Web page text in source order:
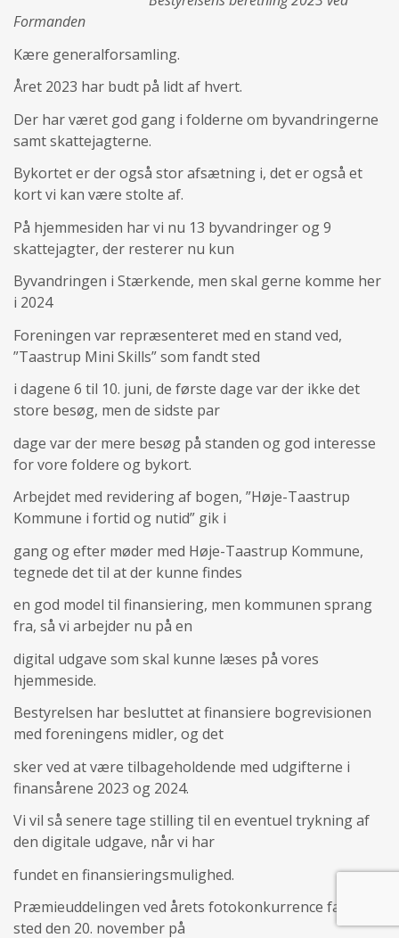
Formanden
Kære generalforsamling.
Året 2023 har budt på lidt af hvert.
Der har været god gang i folderne om byvandringerne
samt skattejagterne.
Bykortet er der også stor afsætning i, det er også et
kort vi kan være stolte af.
På hjemmesiden har vi nu 13 byvandringer og 9
skattejagter, der resterer nu kun
Byvandringen i Stærkende, men skal gerne komme her
i 2024
Foreningen var repræsenteret med en stand ved,
”Taastrup Mini Skills” som fandt sted
i dagene 6 til 10. juni, de første dage var der ikke det
store besøg, men de sidste par
dage var der mere besøg på standen og god interesse
for vore foldere og bykort.
Arbejdet med revidering af bogen, ”Høje-Taastrup
Kommune i fortid og nutid” gik i
gang og efter møder med Høje-Taastrup Kommune,
tegnede det til at der kunne findes
en god model til finansiering, men kommunen sprang
fra, så vi arbejder nu på en
digital udgave som skal kunne læses på vores
hjemmeside.
Bestyrelsen har besluttet at finansiere bogrevisionen
med foreningens midler, og det
sker ved at være tilbageholdende med udgifterne i
finansårene 2023 og 2024.
Vi vil så senere tage stilling til en eventuel trykning af
den digitale udgave, når vi har
fundet en finansieringsmulighed.
Præmieuddelingen ved årets fotokonkurrence fandt
sted den 20. november på